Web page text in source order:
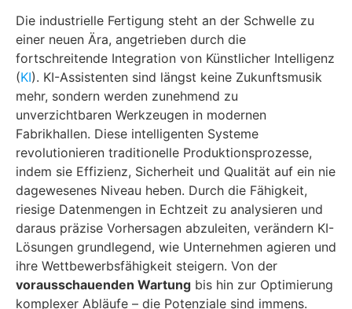
Die industrielle Fertigung steht an der Schwelle zu
einer neuen Ära, angetrieben durch die
fortschreitende Integration von Künstlicher Intelligenz
(KI). KI-Assistenten sind längst keine Zukunftsmusik
mehr, sondern werden zunehmend zu
unverzichtbaren Werkzeugen in modernen
Fabrikhallen. Diese intelligenten Systeme
revolutionieren traditionelle Produktionsprozesse,
indem sie Effizienz, Sicherheit und Qualität auf ein nie
dagewesenes Niveau heben. Durch die Fähigkeit,
riesige Datenmengen in Echtzeit zu analysieren und
daraus präzise Vorhersagen abzuleiten, verändern KI-
Lösungen grundlegend, wie Unternehmen agieren und
ihre Wettbewerbsfähigkeit steigern. Von der
vorausschauenden Wartung bis hin zur Optimierung
komplexer Abläufe – die Potenziale sind immens.